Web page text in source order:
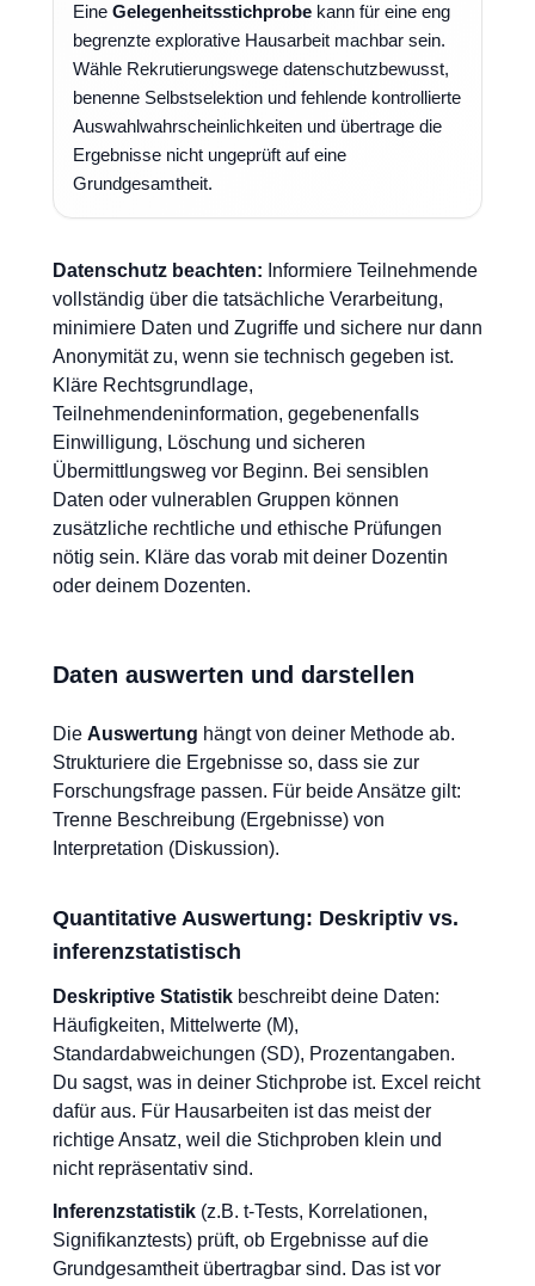
Eine Gelegenheitsstichprobe kann für eine eng
begrenzte explorative Hausarbeit machbar sein.
Wähle Rekrutierungswege datenschutzbewusst,
benenne Selbstselektion und fehlende kontrollierte
Auswahlwahrscheinlichkeiten und übertrage die
Ergebnisse nicht ungeprüft auf eine
Grundgesamtheit.
Datenschutz beachten: Informiere Teilnehmende
vollständig über die tatsächliche Verarbeitung,
minimiere Daten und Zugriffe und sichere nur dann
Anonymität zu, wenn sie technisch gegeben ist.
Kläre Rechtsgrundlage,
Teilnehmendeninformation, gegebenenfalls
Einwilligung, Löschung und sicheren
Übermittlungsweg vor Beginn. Bei sensiblen
Daten oder vulnerablen Gruppen können
zusätzliche rechtliche und ethische Prüfungen
nötig sein. Kläre das vorab mit deiner Dozentin
oder deinem Dozenten.
Daten auswerten und darstellen
Die Auswertung hängt von deiner Methode ab.
Strukturiere die Ergebnisse so, dass sie zur
Forschungsfrage passen. Für beide Ansätze gilt:
Trenne Beschreibung (Ergebnisse) von
Interpretation (Diskussion).
Quantitative Auswertung: Deskriptiv vs.
inferenzstatistisch
Deskriptive Statistik beschreibt deine Daten:
Häufigkeiten, Mittelwerte (M),
Standardabweichungen (SD), Prozentangaben.
Du sagst, was in deiner Stichprobe ist. Excel reicht
dafür aus. Für Hausarbeiten ist das meist der
richtige Ansatz, weil die Stichproben klein und
nicht repräsentativ sind.
Inferenzstatistik (z.B. t-Tests, Korrelationen,
Signifikanztests) prüft, ob Ergebnisse auf die
Grundgesamtheit übertragbar sind. Das ist vor